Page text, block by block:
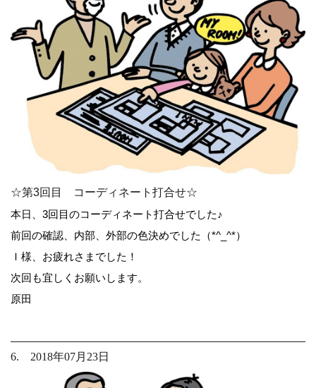
☆第3回目 コーディネート打合せ☆
本日、3回目のコーディネート打合せでした♪
前回の確認、内部、外部の色決めでした（*^_^*）
Ｉ様、お疲れさまでした！
次回も宜しくお願いします。
原田
6. 2018年07月23日